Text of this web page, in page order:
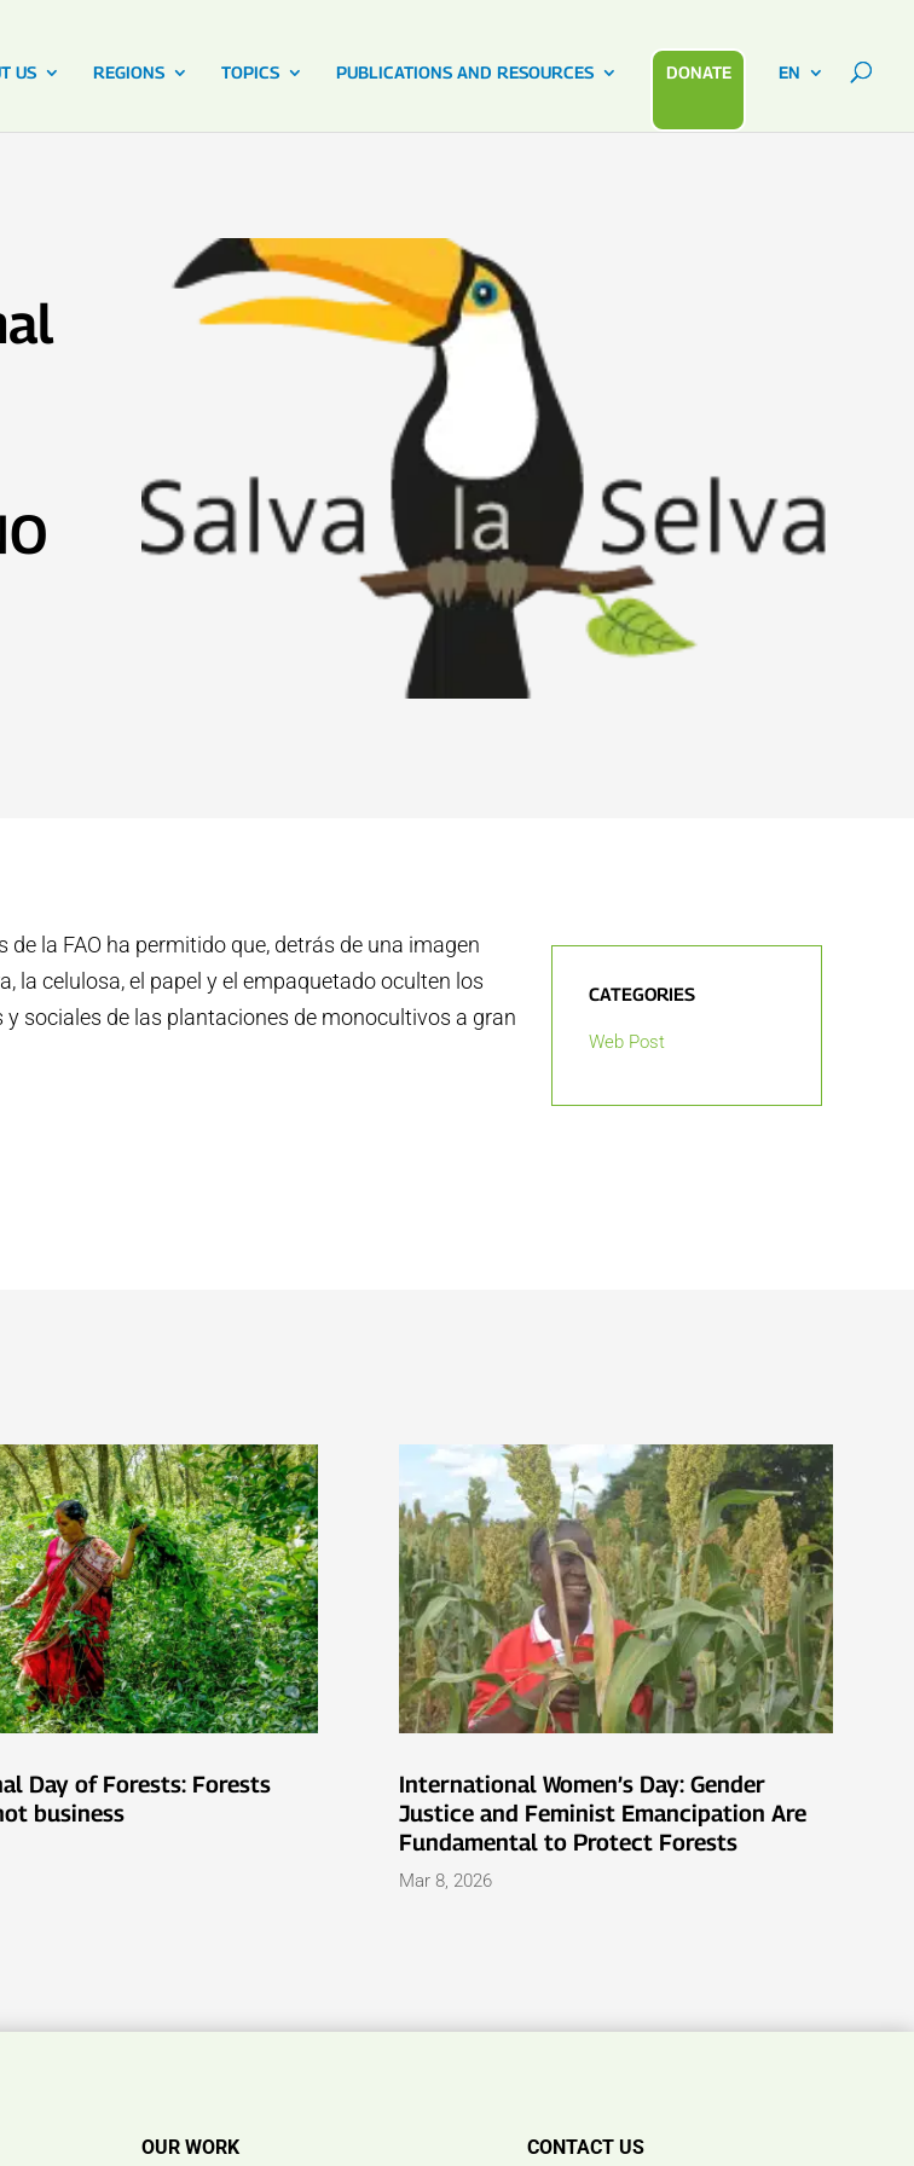
US REGIONS TOPICS PUBLICATIONS AND RESOURCES DONATE EN
la FAO ha permitido que, detrás de una imagen
la celulosa, el papel y el empaquetado oculten los
sociales de las plantaciones de monocultivos a gran
CATEGORIES
Web Post
Day of Forests: Forests
business
International Women’s Day: Gender
Justice and Feminist Emancipation Are
Fundamental to Protect Forests
Mar 8, 2026
OUR WORK CONTACT US